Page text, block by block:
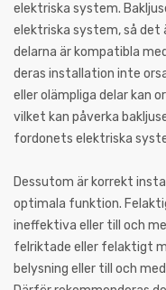
elektriska system.
elektriska system, så
delarna är kompatibla
deras installation inte
eller olämpliga delar kan
vilket kan påverka
fordonets elektriska
Dessutom är korrekt
optimala funktion.
ineffektiva eller till och
felriktade eller felaktigt
belysning eller till och